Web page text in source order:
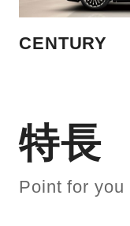
CENTURY
特長
Point for you